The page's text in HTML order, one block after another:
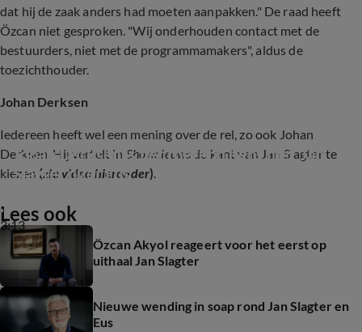
dat hij de zaak anders had moeten aanpakken." De raad heeft
Özcan niet gesproken. "Wij onderhouden contact met de
bestuurders, niet met de programmamakers", aldus de
toezichthouder.
Johan Derksen
Iedereen heeft wel een mening over de rel, zo ook Johan
Derksen. Hij vertelt in Shownieuws de kant van Jan Slagter te
kiezen (zie video hieronder).
3:13
Johan Derksen is het roerend eens met Jan
Slagter over Eus
Lees ook
Özcan Akyol reageert voor het eerst op
uithaal Jan Slagter
Nieuwe wending in soap rond Jan Slagter en
Eus